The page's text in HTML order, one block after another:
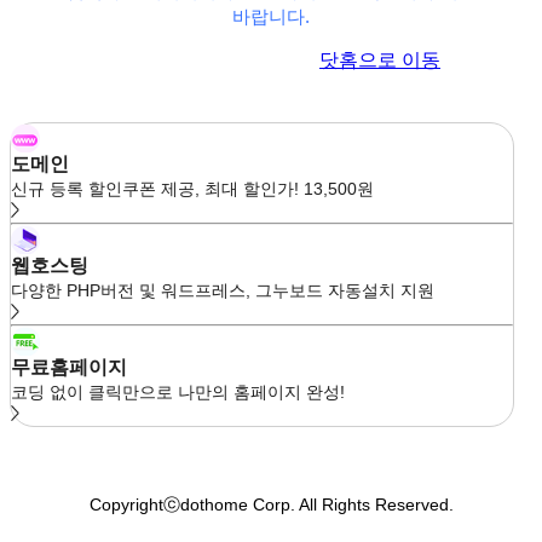
바랍니다.
닷홈으로 이동
도메인
신규 등록 할인쿠폰 제공, 최대 할인가! 13,500원
웹호스팅
다양한 PHP버전 및 워드프레스, 그누보드 자동설치 지원
무료홈페이지
코딩 없이 클릭만으로 나만의 홈페이지 완성!
Copyrightⓒdothome Corp. All Rights Reserved.